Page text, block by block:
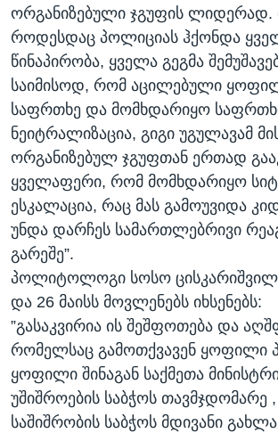
ორგანიზებული ჯგუფის ლიდერად.
როდესდაც პოლიციას ჰქონდა
წინაპირობა, ყველა გეგმა
საიმისოდ, რომ აცილებული
საფრთხე და მომხდარიყო
ნეიტრალიზაცია, გიგი უგულავამ
ორგანიზებულ ჯგუფთან ერთად
ყველაფერი, რომ მომხდარიყო
ესკალაცია, რაც მას გამოუვიდა
უნდა დარჩეს სამართლებრივი
გარეშე”.
პოლიტოლოგი სოსო
და 26 მაისს მოვლენებს იხსენებს:
”გასაკვირია ის შეშფოთება და
რომელსაც გამოთქვავენ ყოფილი
ყოფილი შინაგან საქმეთა
უშიშროების საბჭოს თავმჯდომარე
საშიშრობის საბჭოს მდივანი